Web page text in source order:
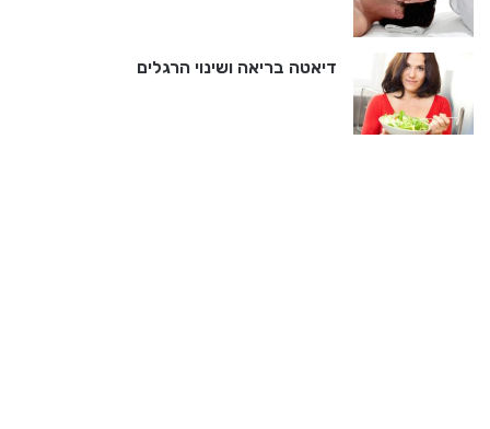
דיאטה בריאה ושינוי הרגלים